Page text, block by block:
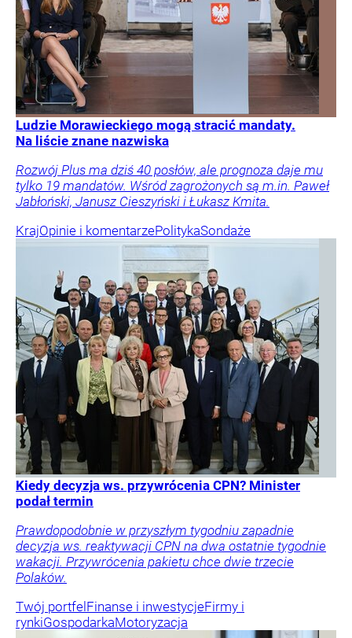
Ludzie Morawieckiego mogą stracić mandaty.
Na liście znane nazwiska
Rozwój Plus ma dziś 40 posłów, ale prognoza daje mu
tylko 19 mandatów. Wśród zagrożonych są m.in. Paweł
Jabłoński, Janusz Cieszyński i Łukasz Kmita.
KrajOpinie i komentarzePolitykaSondaże
Kiedy decyzja ws. przywrócenia CPN? Minister
podał termin
Prawdopodobnie w przyszłym tygodniu zapadnie
decyzja ws. reaktywacji CPN na dwa ostatnie tygodnie
wakacji. Przywrócenia pakietu chce dwie trzecie
Polaków.
Twój portfel Finanse i inwestycjeFirmy i
rynkiGospodarkaMotoryzacja